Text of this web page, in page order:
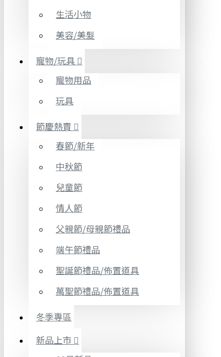
生活小物
美容/美髮
寵物/玩具
寵物用品
玩具
節慶熱賣
春節/新年
中秋節
兒童節
情人節
父親節/母親節禮品
端午節禮品
聖誕節禮品/佈置道具
萬聖節禮品/佈置道具
冬季專區
新品上市